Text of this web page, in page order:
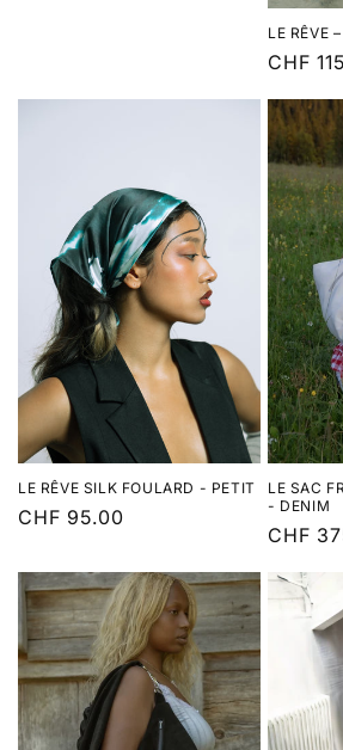
LE RÊVE
CHF
LE RÊVE SILK FOULARD - PETIT
Normaler
CHF 95.00
LE SAC
- DENIM
CHF